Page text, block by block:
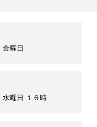
金曜日
水曜日 １６時